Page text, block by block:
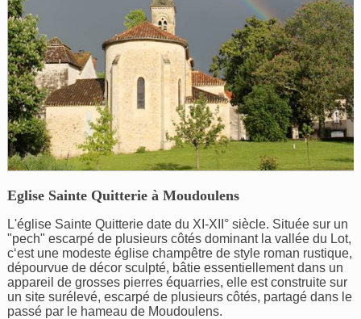
Eglise Sainte Quitterie à Moudoulens
L'église Sainte Quitterie date du XI-XII° siècle. Située sur un
"pech" escarpé de plusieurs côtés dominant la vallée du Lot,
c‘est une modeste église champêtre de style roman rustique,
dépourvue de décor sculpté, bâtie essentiellement dans un
appareil de grosses pierres équarries, elle est construite sur
un site surélevé, escarpé de plusieurs côtés, partagé dans le
passé par le hameau de Moudoulens.